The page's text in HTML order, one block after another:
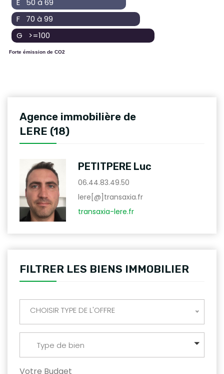
F 70 à 99
G >=100
Forte émission de CO2
Agence immobilière de
LERE (18)
PETITPERE Luc
06.44.83.49.50
lere[@]transaxia.fr
transaxia-lere.fr
FILTRER LES BIENS IMMOBILIER
CHOISIR TYPE DE L'OFFRE
Type de bien
Votre Budget